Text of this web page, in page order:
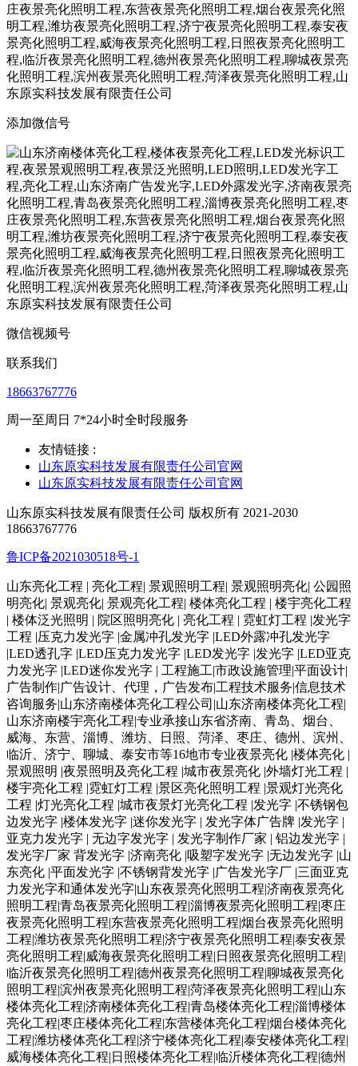
添加微信号
微信视频号
联系我们
18663767776
周一至周日 7*24小时全时段服务
友情链接 :
山东原实科技发展有限责任公司官网
山东原实科技发展有限责任公司官网
山东原实科技发展有限责任公司 版权所有 2021-2030
18663767776
鲁ICP备2021030518号-1
山东亮化工程 | 亮化工程| 景观照明工程| 景观照明亮化| 公园照
明亮化| 景观亮化| 景观亮化工程| 楼体亮化工程 | 楼宇亮化工程
| 楼体泛光照明 | 院区照明亮化 | 亮化工程 | 霓虹灯工程 |发光字
工程 |压克力发光字 |金属冲孔发光字 |LED外露冲孔发光字
|LED透孔字 |LED压克力发光字 |LED发光字 |发光字 |LED亚克
力发光字 |LED迷你发光字 | 工程施工|市政设施管理|平面设计|
广告制作|广告设计、代理，广告发布|工程技术服务|信息技术
咨询服务|山东济南楼体亮化工程公司|山东济南楼体亮化工程|
山东济南楼宇亮化工程|专业承接山东省济南、青岛、烟台、
威海、东营、淄博、潍坊、日照、菏泽、枣庄、德州、滨州、
临沂、济宁、聊城、泰安市等16地市专业夜景亮化 |楼体亮化 |
景观照明 |夜景照明及亮化工程 |城市夜景亮化 |外墙灯光工程 |
楼宇亮化工程 |霓虹灯工程 |景区亮化照明工程 |景观灯光亮化
工程 |灯光亮化工程 |城市夜景灯光亮化工程 |发光字 |不锈钢包
边发光字 |楼体发光字 |迷你发光字 | 发光字体广告牌 |发光字 |
亚克力发光字 | 无边字发光字 | 发光字制作厂家 | 铝边发光字 |
发光字厂家 背发光字 |济南亮化 |吸塑字发光字 |无边发光字 |山
东亮化 |平面发光字 |不锈钢背发光字 |广告发光字厂 |三面亚克
力发光字和通体发光字|山东夜景亮化照明工程|济南夜景亮化
照明工程|青岛夜景亮化照明工程|淄博夜景亮化照明工程|枣庄
夜景亮化照明工程|东营夜景亮化照明工程|烟台夜景亮化照明
工程|潍坊夜景亮化照明工程|济宁夜景亮化照明工程|泰安夜景
亮化照明工程|威海夜景亮化照明工程|日照夜景亮化照明工程|
临沂夜景亮化照明工程|德州夜景亮化照明工程|聊城夜景亮化
照明工程|滨州夜景亮化照明工程|菏泽夜景亮化照明工程|山东
楼体亮化工程|济南楼体亮化工程|青岛楼体亮化工程|淄博楼体
亮化工程|枣庄楼体亮化工程|东营楼体亮化工程|烟台楼体亮化
工程|潍坊楼体亮化工程|济宁楼体亮化工程|泰安楼体亮化工程|
威海楼体亮化工程|日照楼体亮化工程|临沂楼体亮化工程|德州